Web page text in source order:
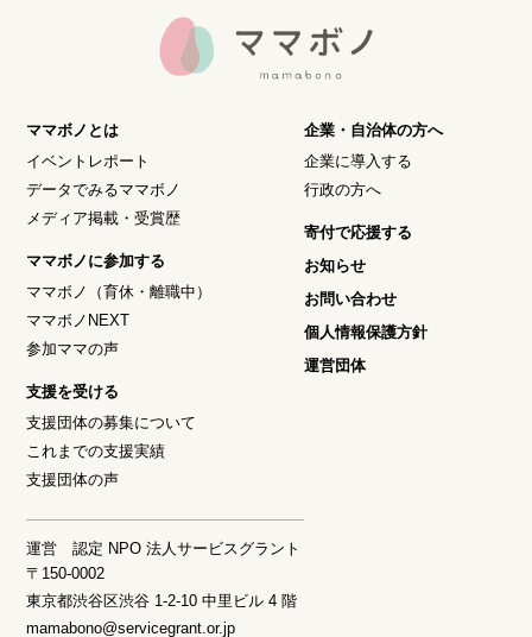
ママボノとは
イベントレポート
データでみるママボノ
メディア掲載・受賞歴
ママボノに参加する
ママボノ（育休・離職中）
ママボノNEXT
参加ママの声
支援を受ける
支援団体の募集について
これまでの支援実績
支援団体の声
企業・自治体の方へ
企業に導入する
行政の方へ
寄付で応援する
お知らせ
お問い合わせ
個人情報保護方針
運営団体
運営 認定 NPO 法人サービスグラント
〒150-0002
東京都渋谷区渋谷 1-2-10 中里ビル 4 階
mamabono@servicegrant.or.jp